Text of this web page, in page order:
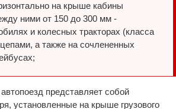
на крыше кабины
ними от 150 до 300 мм -
и колесных тракторах (класса
а также на сочлененных
представляет собой
установленные на крыше грузового